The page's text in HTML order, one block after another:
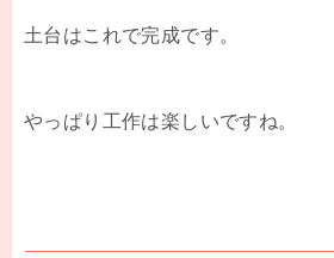
土台はこれで完成です。
やっぱり工作は楽しいですね。